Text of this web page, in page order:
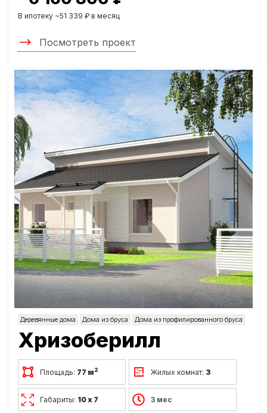
В ипотеку ~51 339 ₽ в месяц
Посмотреть проект
Деревянные дома Дома из бруса Дома из профилированного бруса
Хризоберилл
Площадь: 77 м2 Жилых комнат: 3
Габариты: 10 х 7 3 мес